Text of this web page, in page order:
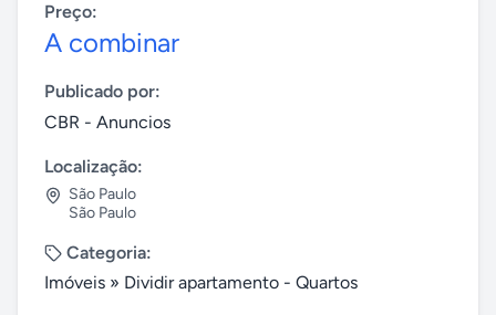
Preço:
A combinar
Publicado por:
CBR - Anuncios
Localização:
São Paulo
São Paulo
Categoria:
Imóveis » Dividir apartamento - Quartos